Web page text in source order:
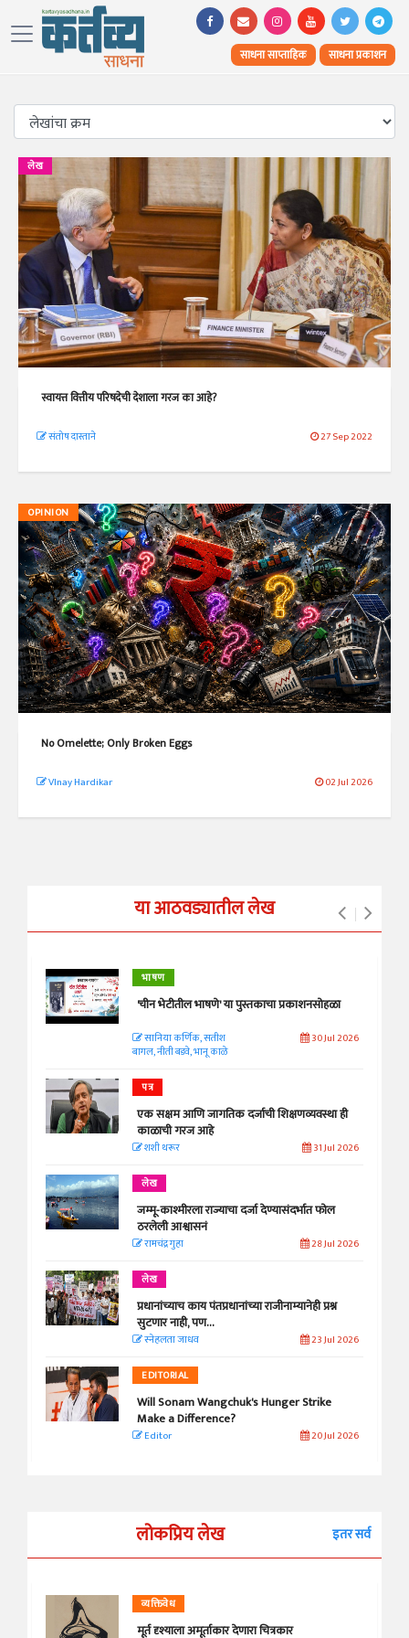
साधना साप्ताहिक साधना प्रकाशन
लेख
स्वायत्त वित्तीय परिषदेची देशाला गरज का आहे?
संतोष दास्ताने 27 Sep 2022
OPINION
No Omelette; Only Broken Eggs
VInay Hardikar 02 Jul 2026
या आठवड्यातील लेख
भाषण
'चीन भेटीतील भाषणे' या पुस्तकाचा प्रकाशनसोहळा
सानिया कर्णिक, सतीश
बागल, नीती बडवे, भानू काळे
30 Jul 2026
पत्र
एक सक्षम आणि जागतिक दर्जाची शिक्षणव्यवस्था ही
काळाची गरज आहे
शशी थरूर 31 Jul 2026
लेख
जम्मू-काश्मीरला राज्याचा दर्जा देण्यासंदर्भात फोल
ठरलेली आश्वासनं
रामचंद्र गुहा 28 Jul 2026
लेख
प्रधानांच्याच काय पंतप्रधानांच्या राजीनाम्यानेही प्रश्न
सुटणार नाही, पण...
स्नेहलता जाधव 23 Jul 2026
EDITORIAL
Will Sonam Wangchuk's Hunger Strike
Make a Difference?
Editor 20 Jul 2026
लोकप्रिय लेख इतर सर्व
व्यक्तिवेध
मूर्त दृश्याला अमूर्ताकार देणारा चित्रकार